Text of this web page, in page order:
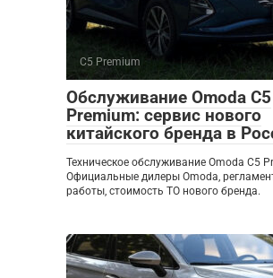
C5 Premium
Обслуживание Omoda C5
Premium: сервис нового
китайского бренда в
Техническое обслуживание Omoda C5
Официальные дилеры Omoda,
работы, стоимость ТО нового бренда.